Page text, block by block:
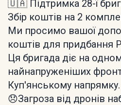
🇺🇦 Підтримка 28-ї
Збір коштів на 2
Ми просимо вашої
коштів для придбання
Ця бригада діє на
найнапруженіших
Куп'янському напрямку.
😞Загроза від дронів